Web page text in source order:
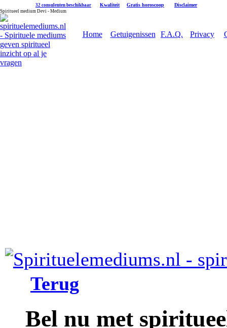
32 consulenten beschikbaar Kwaliteit Gratis horoscoop Disclaimer
Spiritueel medium Devi - Medium
Home Getuigenissen F.A.Q. Privacy
Terug
Bel nu met